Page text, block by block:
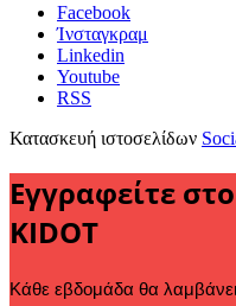
Facebook
Ίνσταγκραμ
Linkedin
Youtube
RSS
Κατασκευή ιστοσελίδων
Εγγραφείτε
KIDOT
Κάθε εβδομάδα θα